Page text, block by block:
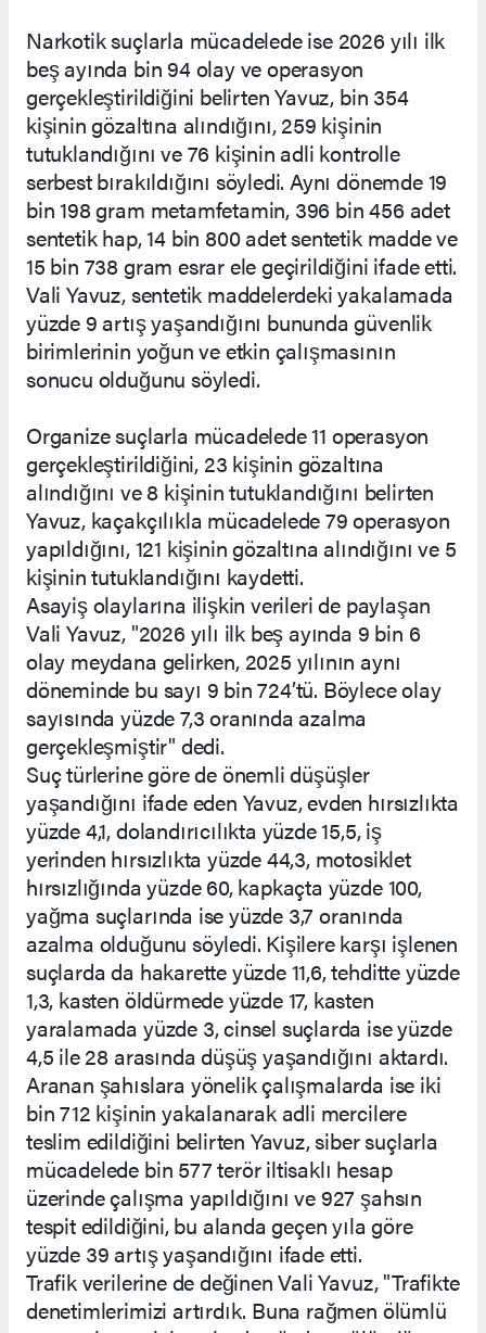
Narkotik suçlarla mücadelede ise 2026 yılı ilk
beş ayında bin 94 olay ve operasyon
gerçekleştirildiğini belirten Yavuz, bin 354
kişinin gözaltına alındığını, 259 kişinin
tutuklandığını ve 76 kişinin adli kontrolle
serbest bırakıldığını söyledi. Aynı dönemde 19
bin 198 gram metamfetamin, 396 bin 456 adet
sentetik hap, 14 bin 800 adet sentetik madde ve
15 bin 738 gram esrar ele geçirildiğini ifade etti.
Vali Yavuz, sentetik maddelerdeki yakalamada
yüzde 9 artış yaşandığını bununda güvenlik
birimlerinin yoğun ve etkin çalışmasının
sonucu olduğunu söyledi.
Organize suçlarla mücadelede 11 operasyon
gerçekleştirildiğini, 23 kişinin gözaltına
alındığını ve 8 kişinin tutuklandığını belirten
Yavuz, kaçakçılıkla mücadelede 79 operasyon
yapıldığını, 121 kişinin gözaltına alındığını ve 5
kişinin tutuklandığını kaydetti.
Asayiş olaylarına ilişkin verileri de paylaşan
Vali Yavuz, "2026 yılı ilk beş ayında 9 bin 6
olay meydana gelirken, 2025 yılının aynı
döneminde bu sayı 9 bin 724’tü. Böylece olay
sayısında yüzde 7,3 oranında azalma
gerçekleşmiştir" dedi.
Suç türlerine göre de önemli düşüşler
yaşandığını ifade eden Yavuz, evden hırsızlıkta
yüzde 4,1, dolandırıcılıkta yüzde 15,5, iş
yerinden hırsızlıkta yüzde 44,3, motosiklet
hırsızlığında yüzde 60, kapkaçta yüzde 100,
yağma suçlarında ise yüzde 3,7 oranında
azalma olduğunu söyledi. Kişilere karşı işlenen
suçlarda da hakarette yüzde 11,6, tehditte yüzde
1,3, kasten öldürmede yüzde 17, kasten
yaralamada yüzde 3, cinsel suçlarda ise yüzde
4,5 ile 28 arasında düşüş yaşandığını aktardı.
Aranan şahıslara yönelik çalışmalarda ise iki
bin 712 kişinin yakalanarak adli mercilere
teslim edildiğini belirten Yavuz, siber suçlarla
mücadelede bin 577 terör iltisaklı hesap
üzerinde çalışma yapıldığını ve 927 şahsın
tespit edildiğini, bu alanda geçen yıla göre
yüzde 39 artış yaşandığını ifade etti.
Trafik verilerine de değinen Vali Yavuz, "Trafikte
denetimlerimizi artırdık. Buna rağmen ölümlü